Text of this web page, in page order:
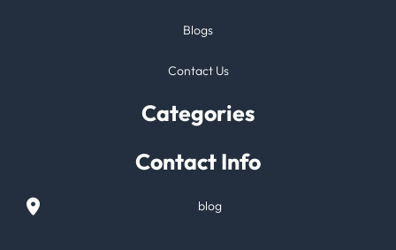
Blogs
Contact Us
Categories
Contact Info
blog